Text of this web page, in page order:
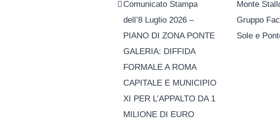
Comunicato Stampa
dell’8 Luglio 2026 –
PIANO DI ZONA PONTE
GALERIA: DIFFIDA
FORMALE A ROMA
CAPITALE E MUNICIPIO
XI PER L’APPALTO DA 1
MILIONE DI EURO
Monte
Gruppo
Sole e